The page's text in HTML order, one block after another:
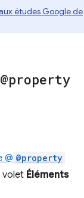
études Google de
@property
@ @property
volet Éléments